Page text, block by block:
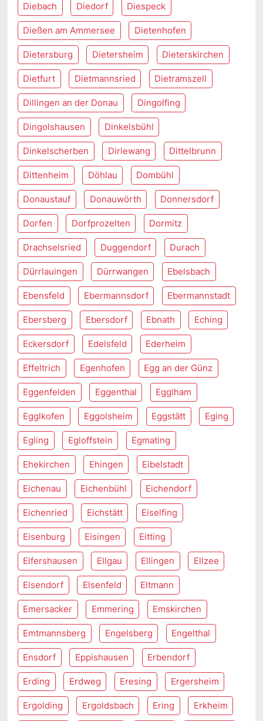
Diebach Diedorf Diespeck
Dießen am Ammersee Dietenhofen
Dietersburg Dietersheim Dieterskirchen
Dietfurt Dietmannsried Dietramszell
Dillingen an der Donau Dingolfing
Dingolshausen Dinkelsbühl
Dinkelscherben Dirlewang Dittelbrunn
Dittenheim Döhlau Dombühl
Donaustauf Donauwörth Donnersdorf
Dorfen Dorfprozelten Dormitz
Drachselsried Duggendorf Durach
Dürrlauingen Dürrwangen Ebelsbach
Ebensfeld Ebermannsdorf Ebermannstadt
Ebersberg Ebersdorf Ebnath Eching
Eckersdorf Edelsfeld Ederheim
Effeltrich Egenhofen Egg an der Günz
Eggenfelden Eggenthal Egglham
Egglkofen Eggolsheim Eggstätt Eging
Egling Egloffstein Egmating
Ehekirchen Ehingen Eibelstadt
Eichenau Eichenbühl Eichendorf
Eichenried Eichstätt Eiselfing
Eisenburg Eisingen Eitting
Elfershausen Ellgau Ellingen Ellzee
Elsendorf Elsenfeld Eltmann
Emersacker Emmering Emskirchen
Emtmannsberg Engelsberg Engelthal
Ensdorf Eppishausen Erbendorf
Erding Erdweg Eresing Ergersheim
Ergolding Ergoldsbach Ering Erkheim